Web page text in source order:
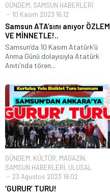
GÜNDEM, SAMSUN HABERLERİ
10 Kasım 2023 16:12
Samsun ATA’sını anıyor ÖZLEM
VE MİNNETLE!..
Samsun’da 10 Kasım Atatürk’ü
Anma Günü dolayısıyla Atatürk
Anıtı'nda tören...
GÜNDEM, KÜLTÜR, MAGAZİN,
SAMSUN HABERLERİ, ULUSAL
23 Ağustos 2023 18:02
‘GURUR’ TURU!